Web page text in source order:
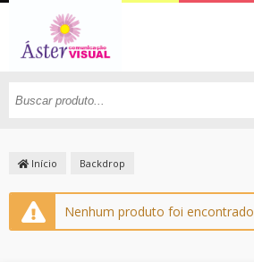
Início Backdrop
Nenhum produto foi encontrado